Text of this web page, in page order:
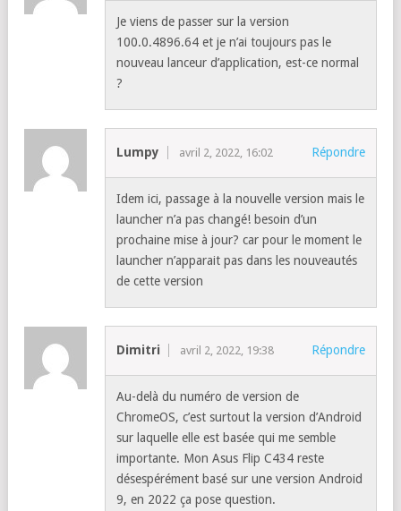
Je viens de passer sur la version
100.0.4896.64 et je n’ai toujours pas le
nouveau lanceur d’application, est-ce normal
?
Lumpy avril 2, 2022, 16:02 Répondre
Idem ici, passage à la nouvelle version mais le
launcher n’a pas changé! besoin d’un
prochaine mise à jour? car pour le moment le
launcher n’apparait pas dans les nouveautés
de cette version
Dimitri avril 2, 2022, 19:38 Répondre
Au-delà du numéro de version de
ChromeOS, c’est surtout la version d’Android
sur laquelle elle est basée qui me semble
importante. Mon Asus Flip C434 reste
désespérément basé sur une version Android
9, en 2022 ça pose question.